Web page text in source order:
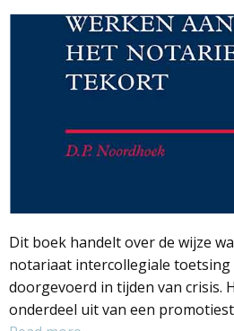
Dit boek handelt over de wijze
notariaat intercollegiale
doorgevoerd in tijden van crisis.
onderdeel uit van een